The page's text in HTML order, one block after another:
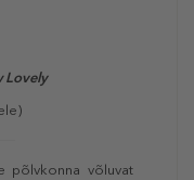
Lovely
põlvkonna võluvat